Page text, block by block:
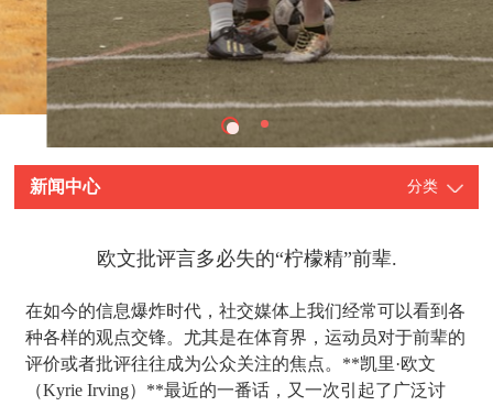
新闻中心 分类
欧文批评言多必失的“柠檬精”前辈.
在如今的信息爆炸时代，社交媒体上我们经常可以看到各
种各样的观点交锋。尤其是在体育界，运动员对于前辈的
评价或者批评往往成为公众关注的焦点。**凯里·欧文
（Kyrie Irving）**最近的一番话，又一次引起了广泛讨